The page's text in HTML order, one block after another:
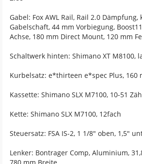
Gabel: Fox AWL Rail, Rail 2.0 Dämpfung,
Gabelschaft, 44 mm Vorbiegung,
Achse, 180 mm Direct Mount, 120 mm
Schaltwerk hinten: Shimano XT M8100,
Kurbelsatz: e*thirteen e*spec Plus, 160
Kassette: Shimano SLX M7100, 10-51
Kette: Shimano SLX M7100, 12fach
Steuersatz: FSA IS-2, 1 1/8" oben, 1,5"
Lenker: Bontrager Comp, Aluminium,